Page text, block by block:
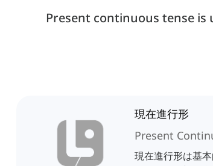
Present continuous tense
現在進行形
Present
現在進行形は基